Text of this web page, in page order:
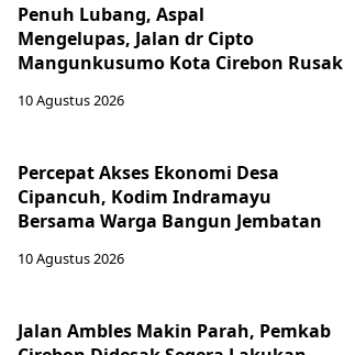
Penuh Lubang, Aspal
Mengelupas, Jalan dr Cipto
Mangunkusumo Kota Cirebon Rusak
10 Agustus 2026
Percepat Akses Ekonomi Desa
Cipancuh, Kodim Indramayu
Bersama Warga Bangun Jembatan
10 Agustus 2026
Jalan Ambles Makin Parah, Pemkab